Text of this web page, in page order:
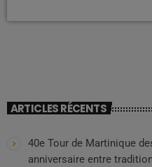
ARTICLES RÉCENTS
40e Tour de Martinique
anniversaire entre